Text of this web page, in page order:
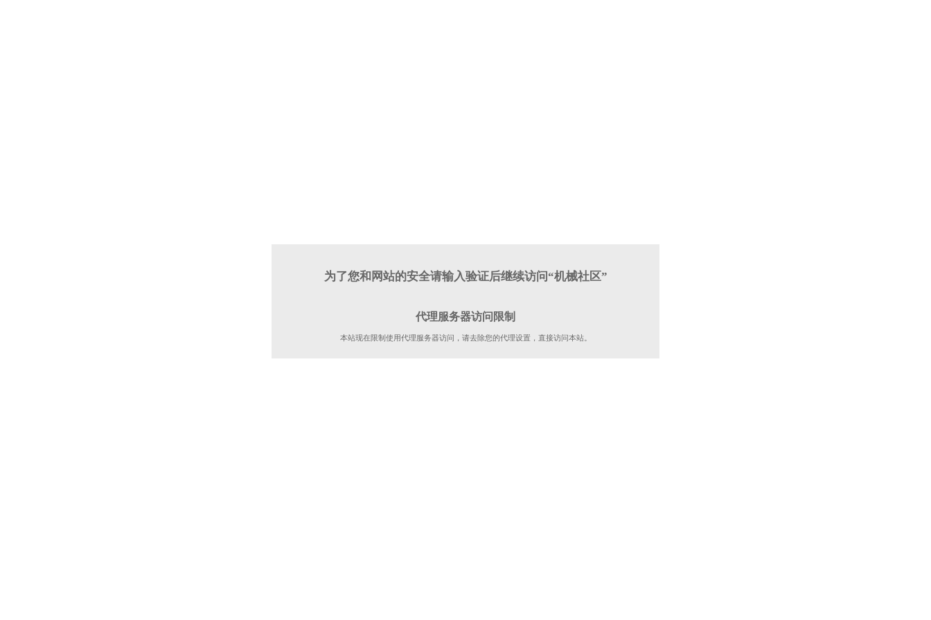
为了您和网站的安全请输入验证后继续访问“机械社区”
代理服务器访问限制
本站现在限制使用代理服务器访问，请去除您的代理设置，直接访问本站。